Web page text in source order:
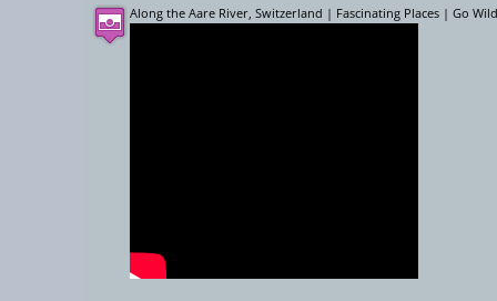
+
Along the Aare River, Switzerland | Fascinating Places | Go Wild